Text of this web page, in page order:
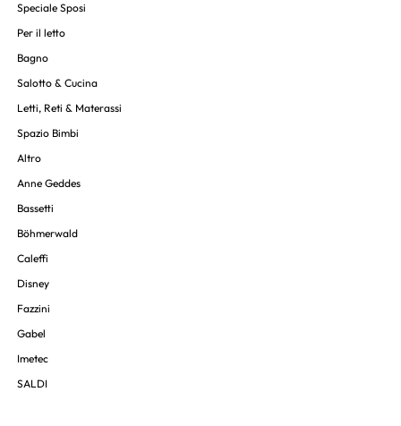
Speciale Sposi
Per il letto
Bagno
Salotto & Cucina
Letti, Reti & Materassi
Spazio Bimbi
Altro
Anne Geddes
Bassetti
Böhmerwald
Caleffi
Disney
Fazzini
Gabel
Imetec
SALDI